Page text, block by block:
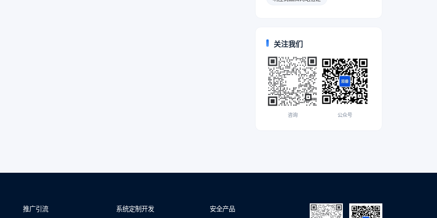
关注我们
咨询 公众号
推广引流 系统定制开发 安全产品